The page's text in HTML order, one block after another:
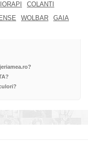
COLANTI
WOLBAR
GAIA